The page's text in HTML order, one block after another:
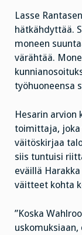
Lasse
hätkähdyttää.
moneen
värähtää.
työhuoneensa
Hesarin arvion
toimittaja, joka
väitöskirjaa
siis tuntuisi
eväillä
väitteet kohta
”Koska
uskomuksiaan,